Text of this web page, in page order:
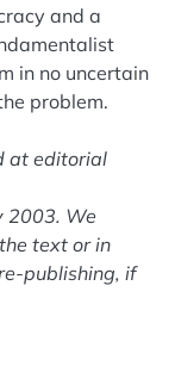
and a
in no uncertain
problem.
at editorial
2003. We
text or in
publishing, if